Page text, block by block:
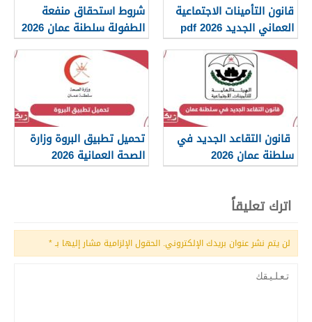
قانون التأمينات الاجتماعية
العماني الجديد 2026 pdf
شروط استحقاق منفعة
الطفولة سلطنة عمان 2026
قانون التقاعد الجديد في
سلطنة عمان 2026
تحميل تطبيق البروة وزارة
الصحة العمانية 2026
اترك تعليقاً
لن يتم نشر عنوان بريدك الإلكتروني. الحقول الإلزامية مشار إليها بـ*